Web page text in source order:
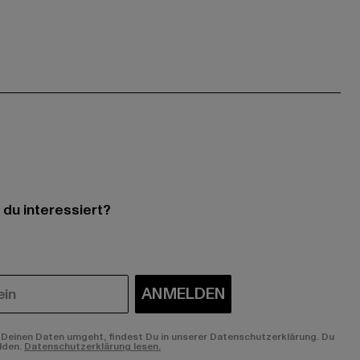
interessiert?
ANMELDEN
Daten umgeht, findest Du in unserer Datenschutzerklärung. Du
Datenschutzerklärung lesen.